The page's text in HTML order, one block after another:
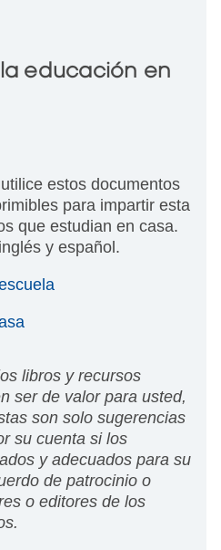
educación en
estos documentos
para impartir esta
que estudian en casa.
y español.
libros y recursos
ser de valor para usted,
son solo sugerencias
su cuenta si los
y adecuados para su
de patrocinio o
o editores de los